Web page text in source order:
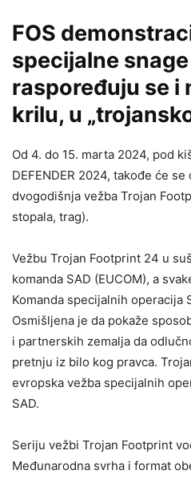
FOS
specijalne snage
raspoređuju se i
krilu, u
Od 4. do 15. marta 2024, pod
DEFENDER 2024, takođe će
dvogodišnja vežba Trojan
stopala, trag).
Vežbu Trojan Footprint 24 u
komanda SAD (EUCOM), a
Komanda specijalnih operacija
Osmišljena je da pokaže
i partnerskih zemalja da
pretnju iz bilo kog pravca.
evropska vežba specijalnih
SAD.
Seriju vežbi Trojan Footprint
Međunarodna svrha i format